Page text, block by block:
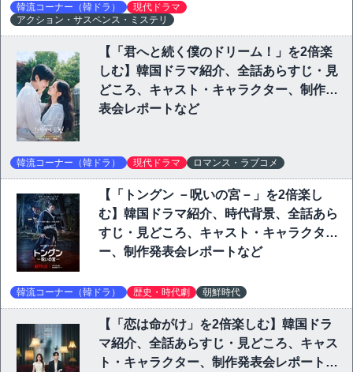
韓流コーナー（韓ドラ）
現代ドラマ
アクション・サスペンス・ミステリ
【「君へと続く僕のドリーム！」を2倍楽
しむ】韓国ドラマ紹介、全話あらすじ・見
どころ、キャスト・キャラクター、制作発
表会レポートなど
韓流コーナー（韓ドラ） 現代ドラマ ロマンス・ラブコメ
【「トングン －呪いの宮－」を2倍楽し
む】韓国ドラマ紹介、時代背景、全話あら
すじ・見どころ、キャスト・キャラクタ
ー、制作発表会レポートなど
韓流コーナー（韓ドラ） 歴史・時代劇 朝鮮時代
【「恋は命がけ」を2倍楽しむ】韓国ドラ
マ紹介、全話あらすじ・見どころ、キャス
ト・キャラクター、制作発表会レポートな